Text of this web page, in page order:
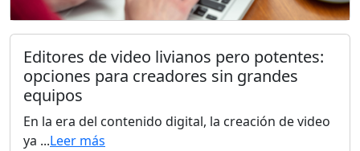
Editores de video livianos pero potentes:
opciones para creadores sin grandes
equipos
En la era del contenido digital, la creación de video
ya ...Leer más